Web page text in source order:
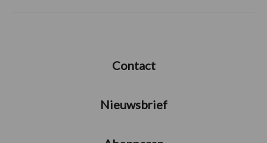
Contact
Nieuwsbrief